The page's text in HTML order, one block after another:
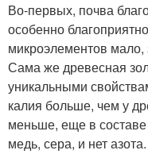
Во-первых, почва
особенно
микроэлементов мало,
Сама же древесная
уникальными
калия больше, чем у
меньше, еще в составе
медь, сера, и нет азота.